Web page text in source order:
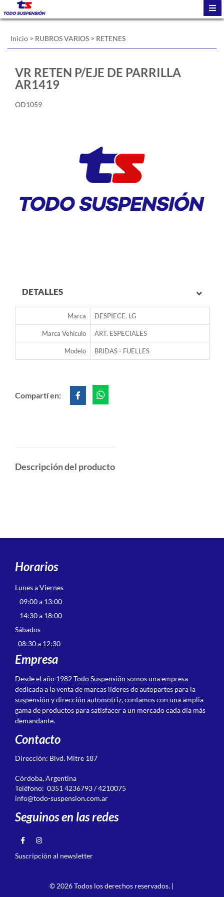
Inicio > RUBROS VARIOS > RETENES
VR RETEN P/EJE DE PARRILLA
AR1419
OD1059
DETALLES
Marca DESPIECE. LG
Marca Vehículo ART. ESPECIALES
Modelo BRIDAS - FUELLES
Compartí en:
Descripción del producto
Horarios
Lunes a Viernes
09:00 a 13:00
14:30 a 18:00
Sábados
08:30 a 12:30
Empresa
Desde el año 1982 Todo Suspensión somos una empresa
dedicada a la venta de marcas líderes de autopartes para la
suspensión y dirección automotriz, contamos con una amplia
gama de productos para satisfacer a un mercado cada día más
demandante.
Contacto
Dirección: Blvd. Mitre 187
Córdoba, Argentina
Teléfono: 0351 4236793 / 4210075
info@todo-suspension.com.ar
Seguinos en las redes
Suscripción al newsletter
© 2026 Todos los derechos reservados. |